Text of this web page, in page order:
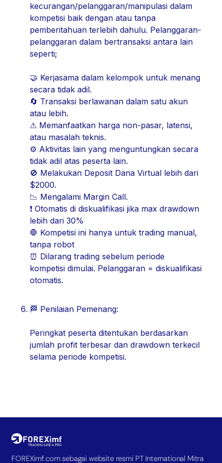
kecurangan/pelanggaran/manipulasi dalam
kompetisi baik dengan atau tanpa
pemberitahuan terlebih dahulu. Pelanggaran-
pelanggaran dalam bertransaksi antara lain
seperti;
🤝 Kerjasama dalam kelompok untuk menang
secara tidak adil.
🔄 Transaksi berlawanan dalam satu akun
atau lebih.
⚠ Memanfaatkan harga non-pasar, latensi,
atau masalah teknis.
⚙ Aktivitas lain yang menguntungkan secara
tidak adil atas peserta lain.
🚫 Melakukan Deposit Dana Virtual lebih dari
$2000.
📉 Mengalami Margin Call.
❗ Otomatis di diskualifikasi jika max drawdown
lebih dari 30%
🛑 Kompetisi ini hanya untuk trading manual,
tanpa robot
⏰ Dilarang trading sebelum periode
kompetisi dimulai. Pelanggaran = diskualifikasi
otomatis.
🏁 Penilaian Pemenang:
Peringkat peserta ditentukan berdasarkan
jumlah profit terbesar dan drawdown terkecil
selama periode kompetisi.
FOREXimf.com sebagai website resmi PT International Mitra